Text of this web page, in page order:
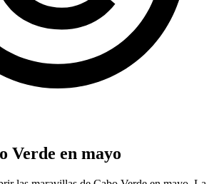
Verde en mayo